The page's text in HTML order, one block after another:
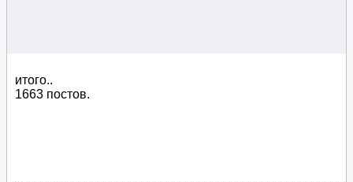
итого..
1663 постов.